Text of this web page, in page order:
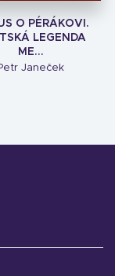
O PÉRÁKOVI.
LEGENDA
ME...
Janeček